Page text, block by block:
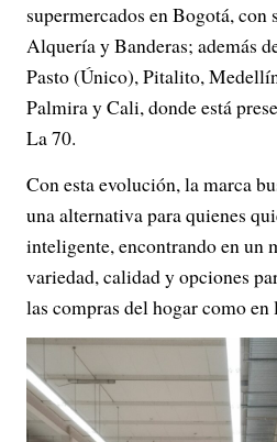
supermercados en Bogotá, con
Alquería y Banderas; además
Pasto (Único), Pitalito,
Palmira y Cali, donde está
La 70.
Con esta evolución, la marca
una alternativa para quienes
inteligente, encontrando en un
variedad, calidad y opciones
las compras del hogar como en